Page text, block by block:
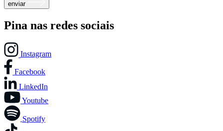
enviar
Pina nas redes sociais
Instagram
Facebook
LinkedIn
Youtube
Spotify